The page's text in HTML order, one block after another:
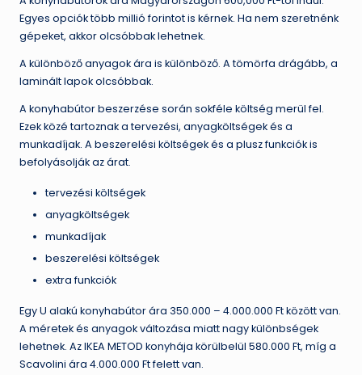
Egyes opciók több millió forintot is kérnek. Ha nem szeretnénk
gépeket, akkor olcsóbbak lehetnek.
A különböző anyagok ára is különböző. A tömörfa drágább, a
laminált lapok olcsóbbak.
A konyhabútor beszerzése során sokféle költség merül fel.
Ezek közé tartoznak a tervezési, anyagköltségek és a
munkadíjak. A beszerelési költségek és a plusz funkciók is
befolyásolják az árat.
tervezési költségek
anyagköltségek
munkadíjak
beszerelési költségek
extra funkciók
Egy U alakú konyhabútor ára 350.000 – 4.000.000 Ft között van.
A méretek és anyagok változása miatt nagy különbségek
lehetnek. Az IKEA METOD konyhája körülbelül 580.000 Ft, míg a
Scavolini ára 4.000.000 Ft felett van.